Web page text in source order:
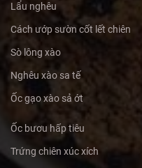
Lẩu nghêu
Cách ướp sườn cốt lết chiên
Sò lông xào
Nghêu xào sa tế
Ốc gạo xào sả ớt
Ốc bươu hấp tiêu
Trứng chiên xúc xích